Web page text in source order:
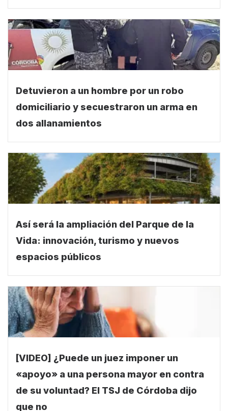
Detuvieron a un hombre por un robo
domiciliario y secuestraron un arma en
dos allanamientos
Así será la ampliación del Parque de la
Vida: innovación, turismo y nuevos
espacios públicos
[VIDEO] ¿Puede un juez imponer un
«apoyo» a una persona mayor en contra
de su voluntad? El TSJ de Córdoba dijo
que no